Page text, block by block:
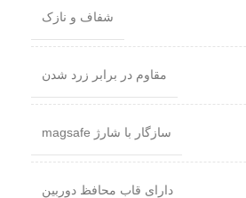
شفاف و نازک
مقاوم در برابر زرد شدن
سازگار با شارژ magsafe
دارای قاب محافظ دوربین